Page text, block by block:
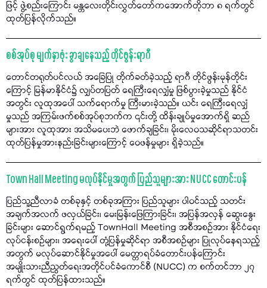
ဖြင့် ဖွဲ့စည်းကြောင်း မန္တလေးတိုင်းလွှတ်တော်ကအောက်တိုဘာ ၈ ရက်တွင်
ထုတ်ပြန်လိုက်သည်။
စစ်အုပ်စု မျက်နှာဖုံး ခွာချနေသည့် တိုင်ဖွန်းရာဂီ
တောင်တရုတ်ပင်လယ် အခြေပြု တိုက်ခတ်ခဲ့သည့် ရာဂီ တိုင်ဖွန်းမုန်တိုင်း
ကြောင့် မြန်မာနိုင်ငံ၌ လျှပ်တပြတ် ရေကြီးရေလျှံမှု ဖြစ်ပွားခဲ့မှုသည် နိုင်ငံ
အတွင်း လူထုအပေါ် သက်ရောက်မှု ကြီးမားခဲ့သည်။ ယင်း ရေကြီးရေလျှံ
မှုသည် အကြမ်းဖက်စစ်အုပ်စုဘက်က ၎င်းတို့ ထိန်းချုပ်မှုအောက်ရှိ ဆည်
များအား လူထုအား အသိမပေးဘဲ ဖောက်ချခြင်း၊ မိုးလေဝသဆိုင်ရာသတင်း
ထုတ်ပြန်မှုအားနည်းခြင်းများကြောင့် ဝေဖန်မှုများ ရှိခဲ့သည်။
Town Hall Meeting မလုပ်နိုင်မှုအတွက် ပြည်သူများအား NUCC တောင်းပန်
ပြည်သူ့ညီလာခံ တစ်ခုနှင့် တစ်ခုအကြား ပြည်သူများ ပါဝင်သည့် သတင်း
အချက်အလက် ဖလှယ်ခြင်း၊ မေးမြန်းဖြေကြားခြင်း၊ အပြန်အလှန် ဆွေးနွေး
ခြင်းများ ဆောင်ရွက်ရမည့် TownHall Meeting အစီအစဉ်အား နိုင်ငံရေး
လုပ်ငန်းစဉ်များ၊ အရေးပေါ် တုံ့ပြန်မှုဆိုင်ရာ အစီအစဉ်များ ပြုလုပ်နေရသည့်
အတွက် မလုပ်ဆောင်နိုင်မှုအပေါ် မေတ္တာရပ်ခံတောင်းပန်ကြောင်း
အမျိုးသားညီညွတ်ရေးအတိုင်ပင်ခံကောင်စီ (NUCC) က စက်တင်ဘာ ၂၇
ရက်တွင် ထုတ်ပြန်ထားသည်။